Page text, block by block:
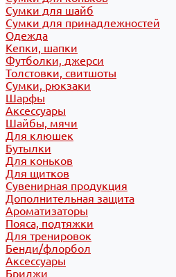
Сумки для шайб
Сумки для принадлежностей
Одежда
Кепки, шапки
Футболки, джерси
Толстовки, свитшоты
Сумки, рюкзаки
Шарфы
Аксессуары
Шайбы, мячи
Для клюшек
Бутылки
Для коньков
Для щитков
Сувенирная продукция
Дополнительная защита
Ароматизаторы
Пояса, подтяжки
Для тренировок
Бенди/флорбол
Аксессуары
Бриджи